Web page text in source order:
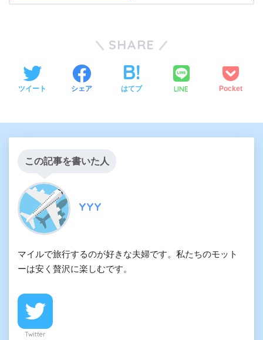
SHARE
ツイート シェア はてブ LINE Pocket
この記事を書いた人
YYY
マイルで旅行するのが好きな夫婦です。私たちのモット
ーは安く贅沢に楽しむです。
Twitter